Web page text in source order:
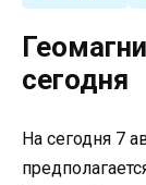
сегодня
На сегодня 7